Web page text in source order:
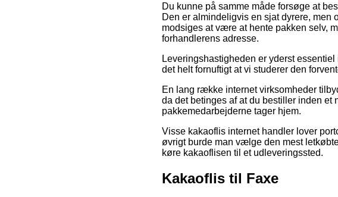
Du kunne på samme måde forsøge at
Den er almindeligvis en sjat dyrere,
modsiges at være at hente pakken selv,
forhandlerens adresse.
Leveringshastigheden er yderst
det helt fornuftigt at vi studerer den
En lang række internet virksomheder
da det betinges af at du bestiller inden et
pakkemedarbejderne tager hjem.
Visse kakaoflis internet handler lover
øvrigt burde man vælge den mest
køre kakaoflisen til et udleveringssted.
Kakaoflis til Faxe